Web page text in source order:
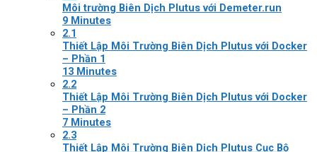
Môi trường Biên Dịch Plutus với Demeter.run
9 Minutes
2.1
Thiết Lập Môi Trường Biên Dịch Plutus với Docker
– Phần 1
13 Minutes
2.2
Thiết Lập Môi Trường Biên Dịch Plutus với Docker
– Phần 2
7 Minutes
2.3
Thiết Lập Môi Trường Biên Dịch Plutus Cục Bộ